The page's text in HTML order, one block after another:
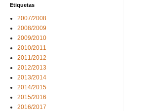
Etiquetas
2007/2008
2008/2009
2009/2010
2010/2011
2011/2012
2012/2013
2013/2014
2014/2015
2015/2016
2016/2017